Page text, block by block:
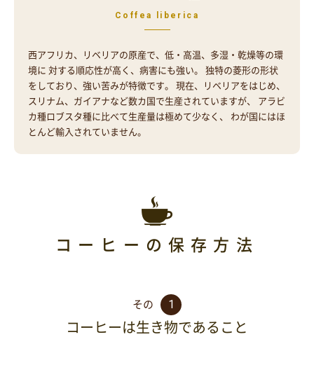
Coffea liberica
西アフリカ、リベリアの原産で、低・高温、多湿・乾燥等の環
境に 対する順応性が高く、病害にも強い。 独特の菱形の形状
をしており、強い苦みが特徴です。 現在、リベリアをはじめ、
スリナム、ガイアナなど数カ国で生産されていますが、 アラビ
カ種ロブスタ種に比べて生産量は極めて少なく、 わが国にはほ
とんど輸入されていません。
コーヒーの保存方法
その 1
コーヒーは生き物であること